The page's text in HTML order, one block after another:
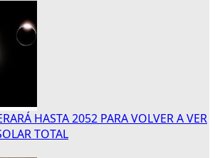
HASTA 2052 PARA VOLVER A VER
TOTAL